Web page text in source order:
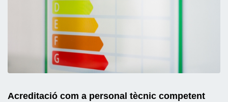
Acreditació com a personal tècnic competent